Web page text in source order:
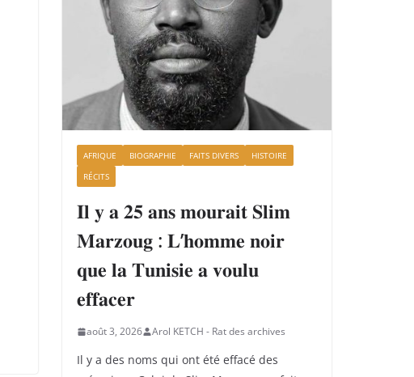
AFRIQUE BIOGRAPHIE FAITS DIVERS
HISTOIRE
RÉCITS
𝐈𝐥 𝐲 𝐚 𝟐𝟓 𝐚𝐧𝐬 𝐦𝐨𝐮𝐫𝐚𝐢𝐭 𝐒𝐥𝐢𝐦
𝐌𝐚𝐫𝐳𝐨𝐮𝐠 : 𝐋’𝐡𝐨𝐦𝐦𝐞 𝐧𝐨𝐢𝐫
𝐪𝐮𝐞 𝐥𝐚 𝐓𝐮𝐧𝐢𝐬𝐢𝐞 𝐚 𝐯𝐨𝐮𝐥𝐮
𝐞𝐟𝐟𝐚𝐜𝐞𝐫
août 3, 2026 Arol KETCH - Rat des archives
Il y a des noms qui ont été effacé des